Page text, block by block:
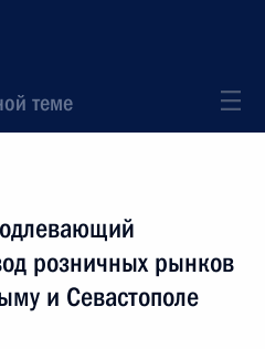
теме
розничных рынков
и Севастополе